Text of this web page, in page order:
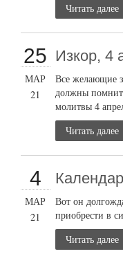
Читать далее
25
МАР
21
Изкор, 4
Все желающие
должны
молитвы 4
Читать далее
4
МАР
21
Вот он
приобрести в
Читать далее